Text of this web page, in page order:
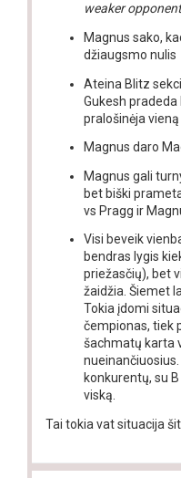
weaker opponent
Magnus sako,
džiaugsmo nulis
Ateina Blitz
Gukesh pradeda
pralošinėja
Magnus daro
Magnus gali
bet biški
vs Pragg ir
Visi beveik
bendras lygis
priežasčių), bet
žaidžia. Šiemet
Tokia įdomi
čempionas, tiek
šachmatų karta
konkurentų, su
viską.
Tai tokia vat situacija